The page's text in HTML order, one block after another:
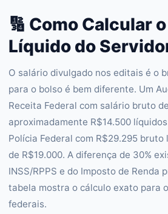
🔢 Como Calcular
Líquido do
O salário divulgado nos editais é o
para o bolso é bem diferente. Um
Receita Federal com salário bruto
aproximadamente R$14.500
Polícia Federal com R$29.295 bruto
de R$19.000. A diferença de 30%
INSS/RPPS e do Imposto de Renda
tabela mostra o cálculo exato para
federais.